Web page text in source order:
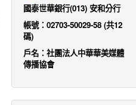
國泰世華銀行(013) 安和分行
帳號：02703-50029-58 (共12
碼)
戶名：社團法人中華華美媒體
傳播協會